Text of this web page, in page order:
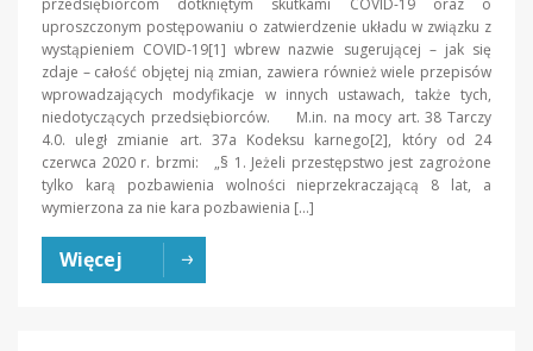
uproszczonym postępowaniu o zatwierdzenie układu w związku z
wystąpieniem COVID-19[1] wbrew nazwie sugerującej – jak się
zdaje – całość objętej nią zmian, zawiera również wiele przepisów
wprowadzających modyfikacje w innych ustawach, także tych,
niedotyczących przedsiębiorców. M.in. na mocy art. 38 Tarczy
4.0. uległ zmianie art. 37a Kodeksu karnego[2], który od 24
czerwca 2020 r. brzmi: „§ 1. Jeżeli przestępstwo jest zagrożone
tylko karą pozbawienia wolności nieprzekraczającą 8 lat, a
wymierzona za nie kara pozbawienia […]
Więcej